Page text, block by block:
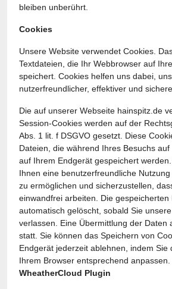
bleiben unberührt.
Cookies
Unsere Website verwendet Cookies.
Textdateien, die Ihr Webbrowser auf
speichert. Cookies helfen uns dabei,
nutzerfreundlicher, effektiver und
Die auf unserer Webseite hainspitz.de
Session-Cookies werden auf der
Abs. 1 lit. f DSGVO gesetzt. Diese
Dateien, die während Ihres Besuchs
auf Ihrem Endgerät gespeichert werden.
Ihnen eine benutzerfreundliche
zu ermöglichen und sicherzustellen,
einwandfrei arbeiten. Die gespeicherten
automatisch gelöscht, sobald Sie
verlassen. Eine Übermittlung der Daten
statt. Sie können das Speichern von
Endgerät jederzeit ablehnen, indem Sie
Ihrem Browser entsprechend anpassen.
WheatherCloud Plugin